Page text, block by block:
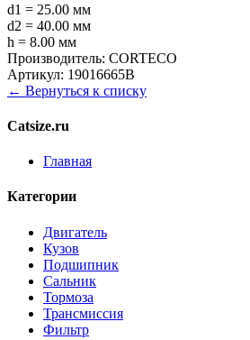
d1 = 25.00 мм
d2 = 40.00 мм
h = 8.00 мм
Производитель: CORTECO
Артикул: 19016665B
← Вернуться к списку
Catsize.ru
Главная
Категории
Двигатель
Кузов
Подшипник
Сальник
Тормоза
Трансмиссия
Фильтр